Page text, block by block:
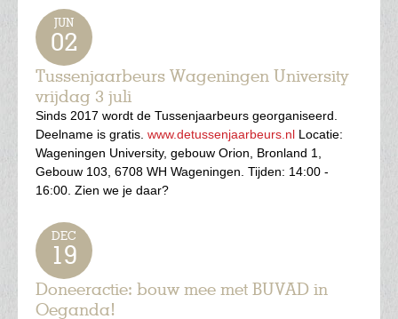
JUN
02
Tussenjaarbeurs Wageningen University
vrijdag 3 juli
Sinds 2017 wordt de Tussenjaarbeurs georganiseerd.
Deelname is gratis. www.detussenjaarbeurs.nl Locatie:
Wageningen University, gebouw Orion, Bronland 1,
Gebouw 103, 6708 WH Wageningen. Tijden: 14:00 -
16:00. Zien we je daar?
DEC
19
Doneeractie: bouw mee met BUVAD in
Oeganda!